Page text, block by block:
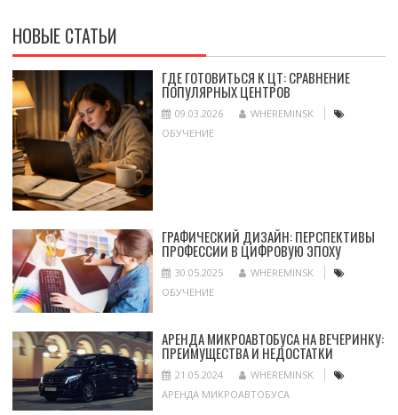
НОВЫЕ СТАТЬИ
ГДЕ ГОТОВИТЬСЯ К ЦТ: СРАВНЕНИЕ
ПОПУЛЯРНЫХ ЦЕНТРОВ
09.03.2026
WHEREMINSK
ОБУЧЕНИЕ
ГРАФИЧЕСКИЙ ДИЗАЙН: ПЕРСПЕКТИВЫ
ПРОФЕССИИ В ЦИФРОВУЮ ЭПОХУ
30.05.2025
WHEREMINSK
ОБУЧЕНИЕ
АРЕНДА МИКРОАВТОБУСА НА ВЕЧЕРИНКУ:
ПРЕИМУЩЕСТВА И НЕДОСТАТКИ
21.05.2024
WHEREMINSK
АРЕНДА МИКРОАВТОБУСА